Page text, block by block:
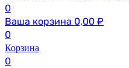
0
Ваша корзина 0,00 ₽
0
Корзина
0